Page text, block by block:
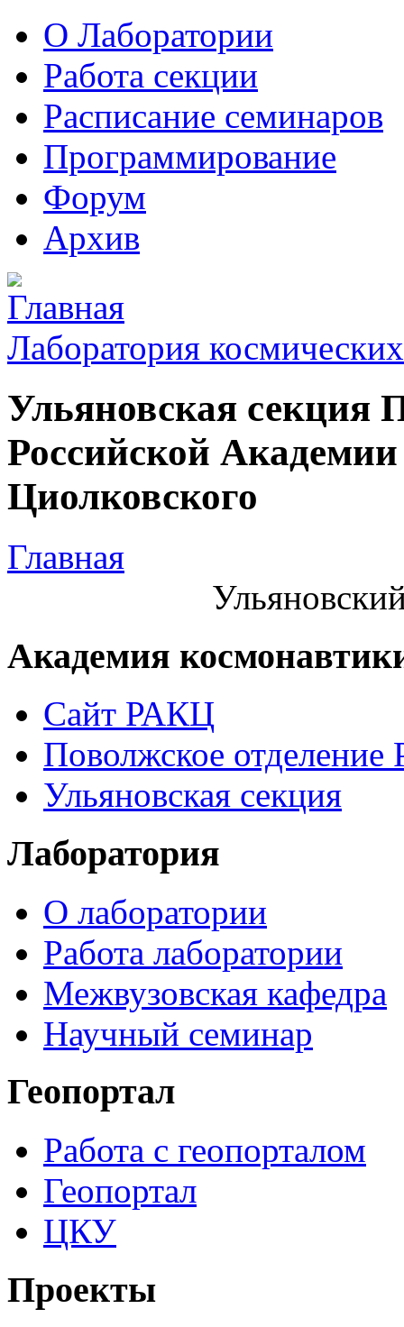
О Лаборатории
Работа секции
Расписание семинаров
Программирование
Форум
Архив
Лаборатория
Ульяновская секция
Российской
Циолковского
Главная
Академия
Сайт РАКЦ
Поволжское
Ульяновская секция
Лаборатория
О лаборатории
Работа лаборатории
Межвузовская кафедра
Научный семинар
Геопортал
Работа с геопорталом
Геопортал
ЦКУ
Проекты